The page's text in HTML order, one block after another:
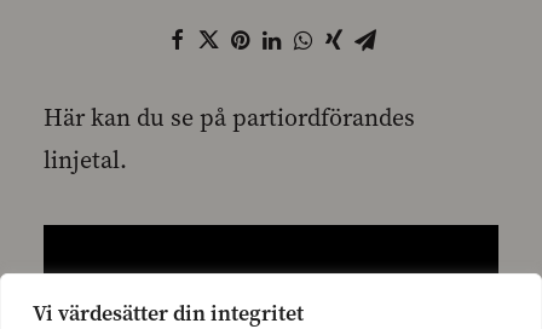
Vi värdesätter din integritet
Här kan du se på partiordförandes
linjetal.